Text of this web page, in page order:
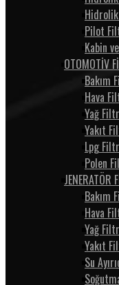
Pilot
Kabin
OTOMOTİV
Bakım
Hava
Yağ
Yakıt
Lpg
Polen
JENERATÖR
Bakım
Hava
Yağ
Yakıt
Su